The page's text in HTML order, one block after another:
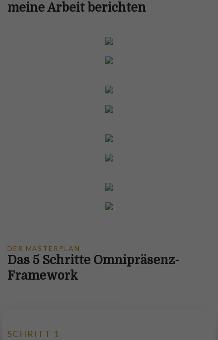
meine Arbeit berichten
DER MASTERPLAN
Das 5 Schritte Omnipräsenz-
Framework
SCHRITT 1